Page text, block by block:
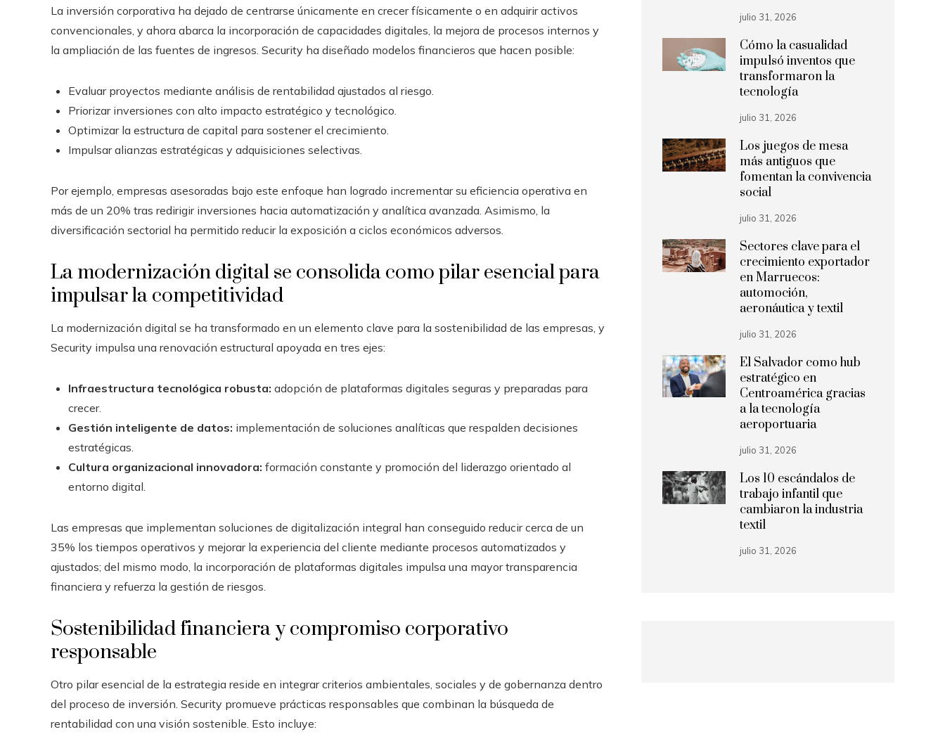
La inversión corporativa ha dejado de centrarse únicamente en crecer físicamente o en adquirir activos
convencionales, y ahora abarca la incorporación de capacidades digitales, la mejora de procesos internos y
la ampliación de las fuentes de ingresos. Security ha diseñado modelos financieros que hacen posible:
Evaluar proyectos mediante análisis de rentabilidad ajustados al riesgo.
Priorizar inversiones con alto impacto estratégico y tecnológico.
Optimizar la estructura de capital para sostener el crecimiento.
Impulsar alianzas estratégicas y adquisiciones selectivas.
Por ejemplo, empresas asesoradas bajo este enfoque han logrado incrementar su eficiencia operativa en
más de un 20% tras redirigir inversiones hacia automatización y analítica avanzada. Asimismo, la
diversificación sectorial ha permitido reducir la exposición a ciclos económicos adversos.
La modernización digital se consolida como pilar esencial para
impulsar la competitividad
La modernización digital se ha transformado en un elemento clave para la sostenibilidad de las empresas, y
Security impulsa una renovación estructural apoyada en tres ejes:
Infraestructura tecnológica robusta: adopción de plataformas digitales seguras y preparadas para
crecer.
Gestión inteligente de datos: implementación de soluciones analíticas que respalden decisiones
estratégicas.
Cultura organizacional innovadora: formación constante y promoción del liderazgo orientado al
entorno digital.
Las empresas que implementan soluciones de digitalización integral han conseguido reducir cerca de un
35% los tiempos operativos y mejorar la experiencia del cliente mediante procesos automatizados y
ajustados; del mismo modo, la incorporación de plataformas digitales impulsa una mayor transparencia
financiera y refuerza la gestión de riesgos.
Sostenibilidad financiera y compromiso corporativo
responsable
Otro pilar esencial de la estrategia reside en integrar criterios ambientales, sociales y de gobernanza dentro
del proceso de inversión. Security promueve prácticas responsables que combinan la búsqueda de
rentabilidad con una visión sostenible. Esto incluye:
julio 31, 2026
Cómo la casualidad
impulsó inventos que
transformaron la
tecnología
julio 31, 2026
Los juegos de mesa
más antiguos que
fomentan la convivencia
social
julio 31, 2026
Sectores clave para el
crecimiento exportador
en Marruecos:
automoción,
aeronáutica y textil
julio 31, 2026
El Salvador como hub
estratégico en
Centroamérica gracias
a la tecnología
aeroportuaria
julio 31, 2026
Los 10 escándalos de
trabajo infantil que
cambiaron la industria
textil
julio 31, 2026